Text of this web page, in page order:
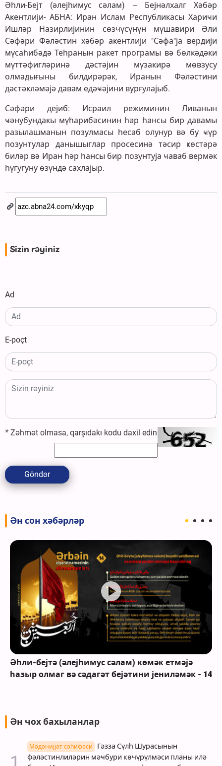
Әһли-Бејт (әлејһимус сәлам) – Бејнәлхалг Хәбәр
Аҝентлији- АБНА: Иран Ислам Республикасы Хариҹи
Ишләр Назирлијинин сөзчүсүнүн мүшавири Әли
Сәфәри Фәләстин хәбәр аҝентлији "Сәфа"ја вердији
мүсаһибәдә Теһранын ракет програмы вә бөлҝәдәки
мүттәфигләринә дәстәјин мүзакирә мөвзусу
олмадығыны билдирәрәк, Иранын Фәләстини
дәстәкләмәјә давам едәҹәјини вурғулајыб.
Сәфәри дејиб: Исраил режиминин Ливанын
ҹәнубундакы мүһарибәсинин һәр һансы бир давамы
разылашманын позулмасы һесаб олунур вә бу ҹүр
позунтулар данышыглар просесинә тәсир ҝөстәрә
биләр вә Иран һәр һансы бир позунтуја ҹаваб вермәк
һүгугуну өзүндә сахлајыр.
Sizin rəyiniz
Ad
E-poçt
* Zəhmət olmasa, qarşıdakı kodu daxil edin
Göndər
Ән сон хәбәрләр
Әһли-бејтә (әлејһимус сәлам) көмәк етмәјә
һазыр олмаг вә сәдагәт бејәтини јениләмәк - 14
Ән чох бахыланлар
Мәдәнијјәт сәһифәси
Гәзза Сүлһ Шурасынын
фәләстинлиләрин мәҹбури көчүрүлмәси планы илә